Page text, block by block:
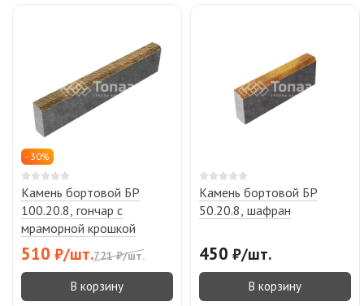
- 30%
Камень бортовой БР
100.20.8, гончар с
мраморной крошкой
510 ₽/шт.721 ₽/шт.
В корзину
Камень бортовой БР
50.20.8, шафран
450 ₽/шт.
В корзину